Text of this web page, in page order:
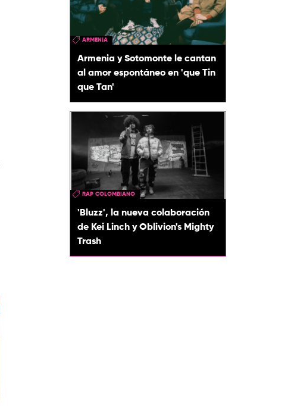
ARMENIA
Armenia y Sotomonte le cantan
al amor espontáneo en 'que Tin
que Tan'
RAP COLOMBIANO
'Bluzz', la nueva colaboración
de Kei Linch y Oblivion's Mighty
Trash